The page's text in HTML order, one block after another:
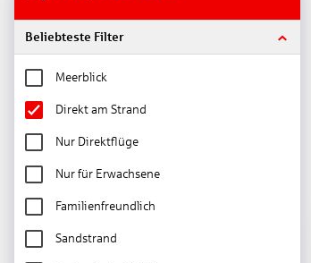
Beliebteste Filter
Meerblick
Direkt am Strand
Nur Direktflüge
Nur für Erwachsene
Familienfreundlich
Sandstrand